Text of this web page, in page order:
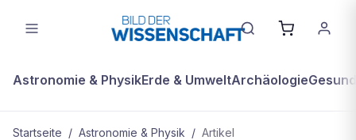
Astronomie & PhysikErde & UmweltArchäologie
Startseite / Astronomie & Physik / Artikel